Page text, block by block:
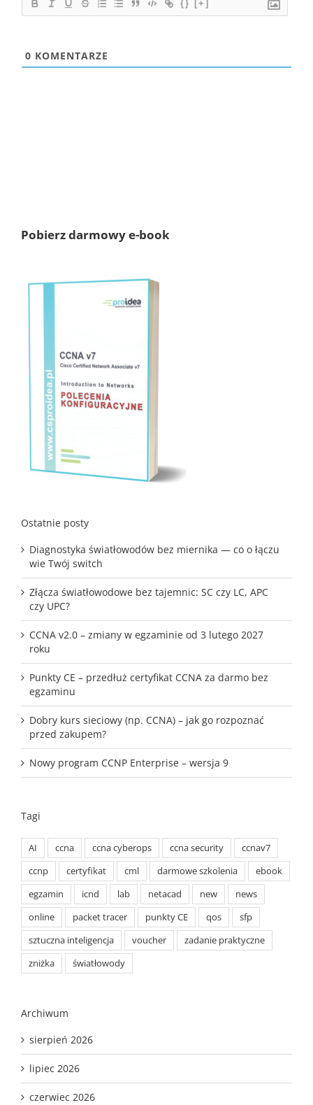
{} [+]
0 KOMENTARZE
Pobierz darmowy e-book
Ostatnie posty
Diagnostyka światłowodów bez miernika — co o łączu
wie Twój switch
Złącza światłowodowe bez tajemnic: SC czy LC, APC
czy UPC?
CCNA v2.0 – zmiany w egzaminie od 3 lutego 2027
roku
Punkty CE – przedłuż certyfikat CCNA za darmo bez
egzaminu
Dobry kurs sieciowy (np. CCNA) – jak go rozpoznać
przed zakupem?
Nowy program CCNP Enterprise – wersja 9
Tagi
AI ccna ccna cyberops ccna security
ccnav7
ccnp
certyfikat cml darmowe szkolenia
ebook
egzamin
icnd lab netacad new
news
online
packet tracer punkty CE qos
sfp
sztuczna inteligencja
voucher
zadanie praktyczne
zniżka
światłowody
Archiwum
sierpień 2026
lipiec 2026
czerwiec 2026